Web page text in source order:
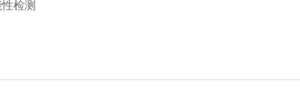
检测